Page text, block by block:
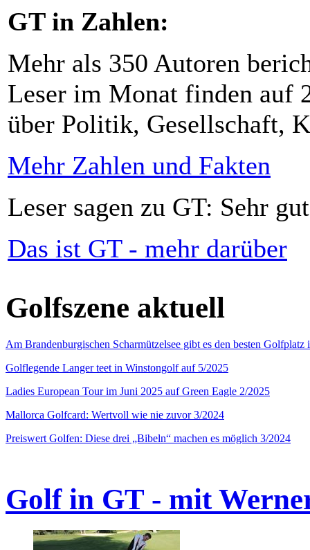
GT in Zahlen:
Mehr als 350 Autoren
Leser im Monat finden auf
über Politik, Gesellschaft,
Mehr Zahlen und Fakten
Leser sagen zu GT: Sehr
Das ist GT - mehr darüber
Golfszene aktuell
Am Brandenburgischen Scharmützelsee gibt es den besten
Golflegende Langer teet in Winstongolf auf 5/2025
Ladies European Tour im Juni 2025 auf Green Eagle 2/2025
Mallorca Golfcard: Wertvoll wie nie zuvor 3/2024
Preiswert Golfen: Diese drei „Bibeln“ machen es möglich 3/2024
Golf in GT - mit